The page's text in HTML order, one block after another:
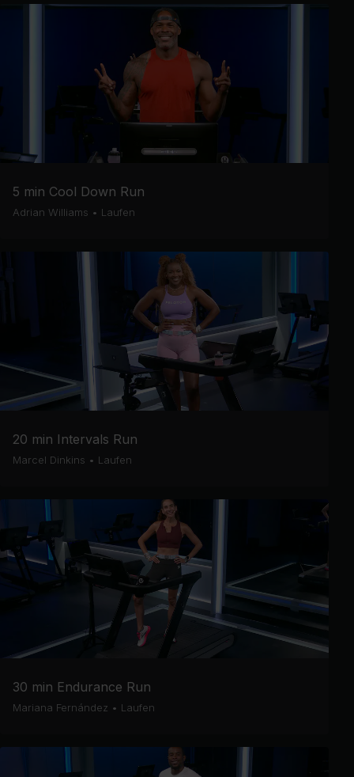
5 min Cool Down Run
Adrian Williams • Laufen
20 min Intervals Run
Marcel Dinkins • Laufen
30 min Endurance Run
Mariana Fernández • Laufen